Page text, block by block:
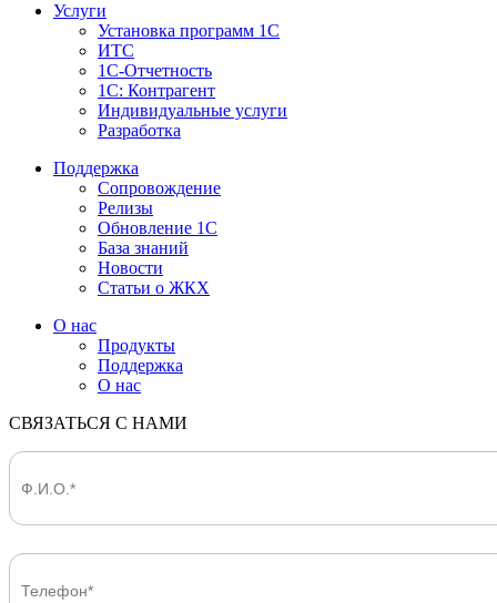
Услуги
Установка программ 1С
ИТС
1С-Отчетность
1С: Контрагент
Индивидуальные услуги
Разработка
Поддержка
Сопровождение
Релизы
Обновление 1С
База знаний
Новости
Статьи о ЖКХ
О нас
Продукты
Поддержка
О нас
СВЯЗАТЬСЯ С НАМИ